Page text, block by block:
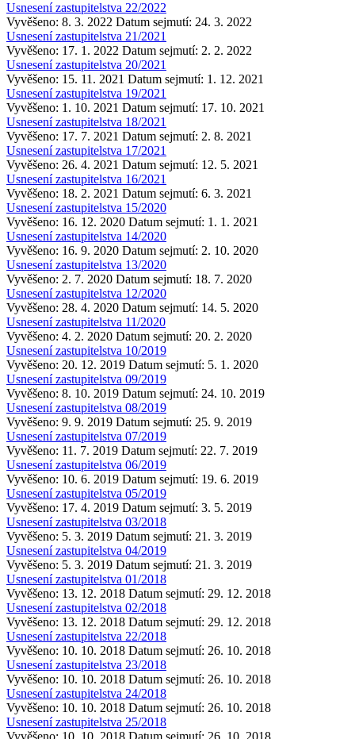
Usnesení zastupitelstva 22/2022
Vyvěšeno: 8. 3. 2022 Datum sejmutí: 24. 3. 2022
Usnesení zastupitelstva 21/2021
Vyvěšeno: 17. 1. 2022 Datum sejmutí: 2. 2. 2022
Usnesení zastupitelstva 20/2021
Vyvěšeno: 15. 11. 2021 Datum sejmutí: 1. 12. 2021
Usnesení zastupitelstva 19/2021
Vyvěšeno: 1. 10. 2021 Datum sejmutí: 17. 10. 2021
Usnesení zastupitelstva 18/2021
Vyvěšeno: 17. 7. 2021 Datum sejmutí: 2. 8. 2021
Usnesení zastupitelstva 17/2021
Vyvěšeno: 26. 4. 2021 Datum sejmutí: 12. 5. 2021
Usnesení zastupitelstva 16/2021
Vyvěšeno: 18. 2. 2021 Datum sejmutí: 6. 3. 2021
Usnesení zastupitelstva 15/2020
Vyvěšeno: 16. 12. 2020 Datum sejmutí: 1. 1. 2021
Usnesení zastupitelstva 14/2020
Vyvěšeno: 16. 9. 2020 Datum sejmutí: 2. 10. 2020
Usnesení zastupitelstva 13/2020
Vyvěšeno: 2. 7. 2020 Datum sejmutí: 18. 7. 2020
Usnesení zastupitelstva 12/2020
Vyvěšeno: 28. 4. 2020 Datum sejmutí: 14. 5. 2020
Usnesení zastupitelstva 11/2020
Vyvěšeno: 4. 2. 2020 Datum sejmutí: 20. 2. 2020
Usnesení zastupitelstva 10/2019
Vyvěšeno: 20. 12. 2019 Datum sejmutí: 5. 1. 2020
Usnesení zastupitelstva 09/2019
Vyvěšeno: 8. 10. 2019 Datum sejmutí: 24. 10. 2019
Usnesení zastupitelstva 08/2019
Vyvěšeno: 9. 9. 2019 Datum sejmutí: 25. 9. 2019
Usnesení zastupitelstva 07/2019
Vyvěšeno: 11. 7. 2019 Datum sejmutí: 22. 7. 2019
Usnesení zastupitelstva 06/2019
Vyvěšeno: 10. 6. 2019 Datum sejmutí: 19. 6. 2019
Usnesení zastupitelstva 05/2019
Vyvěšeno: 17. 4. 2019 Datum sejmutí: 3. 5. 2019
Usnesení zastupitelstva 03/2018
Vyvěšeno: 5. 3. 2019 Datum sejmutí: 21. 3. 2019
Usnesení zastupitelstva 04/2019
Vyvěšeno: 5. 3. 2019 Datum sejmutí: 21. 3. 2019
Usnesení zastupitelstva 01/2018
Vyvěšeno: 13. 12. 2018 Datum sejmutí: 29. 12. 2018
Usnesení zastupitelstva 02/2018
Vyvěšeno: 13. 12. 2018 Datum sejmutí: 29. 12. 2018
Usnesení zastupitelstva 22/2018
Vyvěšeno: 10. 10. 2018 Datum sejmutí: 26. 10. 2018
Usnesení zastupitelstva 23/2018
Vyvěšeno: 10. 10. 2018 Datum sejmutí: 26. 10. 2018
Usnesení zastupitelstva 24/2018
Vyvěšeno: 10. 10. 2018 Datum sejmutí: 26. 10. 2018
Usnesení zastupitelstva 25/2018
Vyvěšeno: 10. 10. 2018 Datum sejmutí: 26. 10. 2018